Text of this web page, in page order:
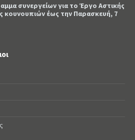
συνεργείων για το Έργο Αστικής
κουνουπιών έως την Παρασκευή, 7